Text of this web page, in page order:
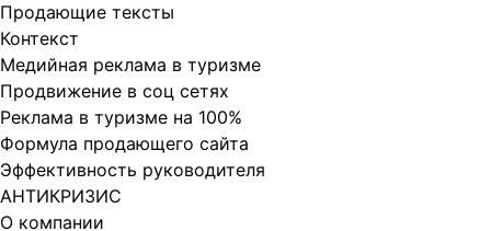
Продающие тексты
Контекст
Медийная реклама в туризме
Продвижение в соц сетях
Реклама в туризме на 100%
Формула продающего сайта
Эффективность руководителя
АНТИКРИЗИС
О компании